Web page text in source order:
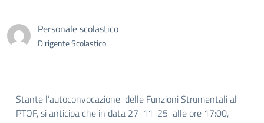
Personale scolastico
Dirigente Scolastico
Stante l’autoconvocazione delle Funzioni Strumentali al
PTOF, si anticipa che in data 27-11-25 alle ore 17:00,